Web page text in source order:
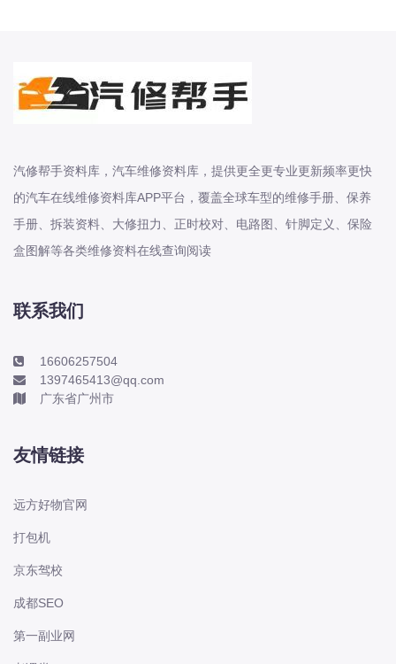
宝马
宝骏
宾利
本田
本田-东风本田
本田-广州本田
标致
标致-进口
比亚迪
比亚迪商用车
比速
创维
昌河
汽修帮手资料库，汽车维修资料库，提供更全更专业更新频率更快
的汽车在线维修资料库APP平台，覆盖全球车型的维修手册、保养
手册、拆装资料、大修扭力、正时校对、电路图、针脚定义、保险
盒图解等各类维修资料在线查询阅读
联系我们
16606257504
1397465413@qq.com
广东省广州市
友情链接
远方好物官网
打包机
京东驾校
成都SEO
第一副业网